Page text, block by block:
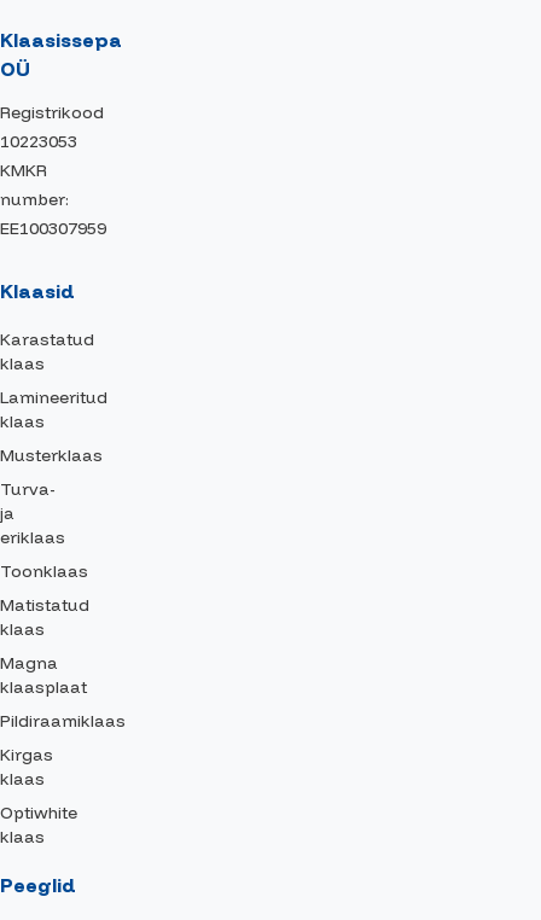
Klaasissepa
OÜ
Registrikood
10223053
KMKR
number:
EE100307959
Klaasid
Karastatud
klaas
Lamineeritud
klaas
Musterklaas
Turva-
ja
eriklaas
Toonklaas
Matistatud
klaas
Magna
klaasplaat
Pildiraamiklaas
Kirgas
klaas
Optiwhite
klaas
Peeglid